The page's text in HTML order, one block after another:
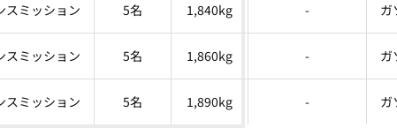
スミッション 5名 1,840kg - ガ
スミッション 5名 1,860kg - ガ
スミッション 5名 1,890kg - ガ